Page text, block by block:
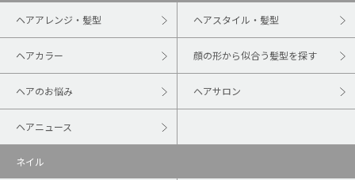
ヘアアレンジ・髪型 ヘアスタイル・髪型
ヘアカラー 顔の形から似合う髪型を探す
ヘアのお悩み ヘアサロン
ヘアニュース
ネイル